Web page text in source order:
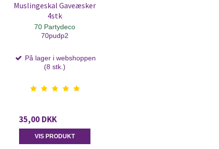
Muslingeskal Gaveæsker
4stk
70 Partydeco
70pudp2
På lager i webshoppen
(8 stk.)
35,00 DKK
VIS PRODUKT